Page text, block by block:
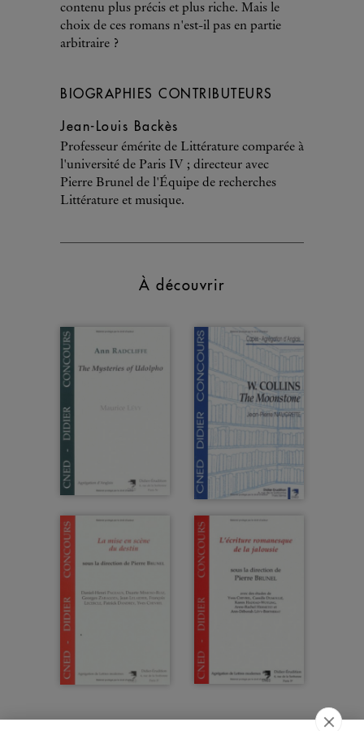
contenu plus précis et plus riche. Mais le
choix de ces romans n'est-il pas en partie
arbitraire ?
BIOGRAPHIES CONTRIBUTEURS
Jean-Louis Backès
Professeur émérite de Littérature comparée à
l'université de Paris IV ; directeur avec
Pierre Brunel de l'Équipe de recherches
Littérature et musique.
À découvrir